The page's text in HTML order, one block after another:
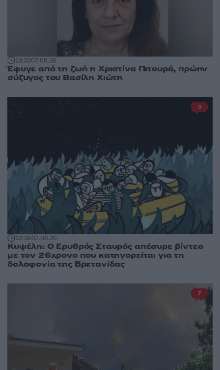
13:3207.08.26
Έφυγε από τη ζωή η Χριστίνα Πιτουρά, πρώην
σύζυγος του Βασίλη Χιώτη
12:3907.08.26
Κυψέλη: Ο Ερυθρός Σταυρός απέσυρε βίντεο
με τον 26χρονο που κατηγορείται για τη
δολοφονία της Βρετανίδας
9
7